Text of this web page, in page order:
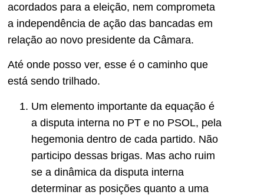
acordados para a eleição, nem comprometa
a independência de ação das bancadas em
relação ao novo presidente da Câmara.
Até onde posso ver, esse é o caminho que
está sendo trilhado.
Um elemento importante da equação é
a disputa interna no PT e no PSOL, pela
hegemonia dentro de cada partido. Não
participo dessas brigas. Mas acho ruim
se a dinâmica da disputa interna
determinar as posições quanto a uma